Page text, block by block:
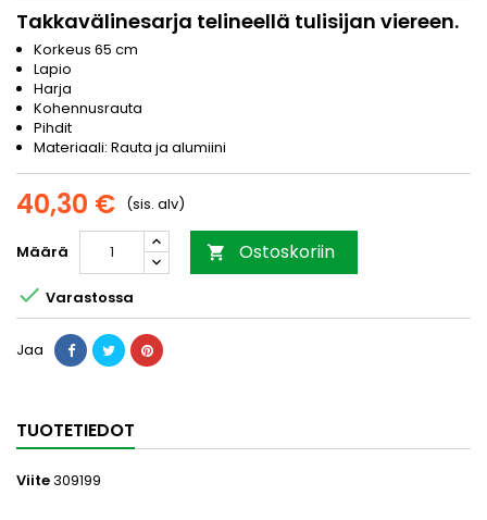
Takkavälinesarja telineellä tulisijan viereen.
Korkeus 65 cm
Lapio
Harja
Kohennusrauta
Pihdit
Materiaali: Rauta ja alumiini
40,30 € (sis. alv)
Määrä  Ostoskoriin
 Varastossa
Jaa
TUOTETIEDOT
Viite309199